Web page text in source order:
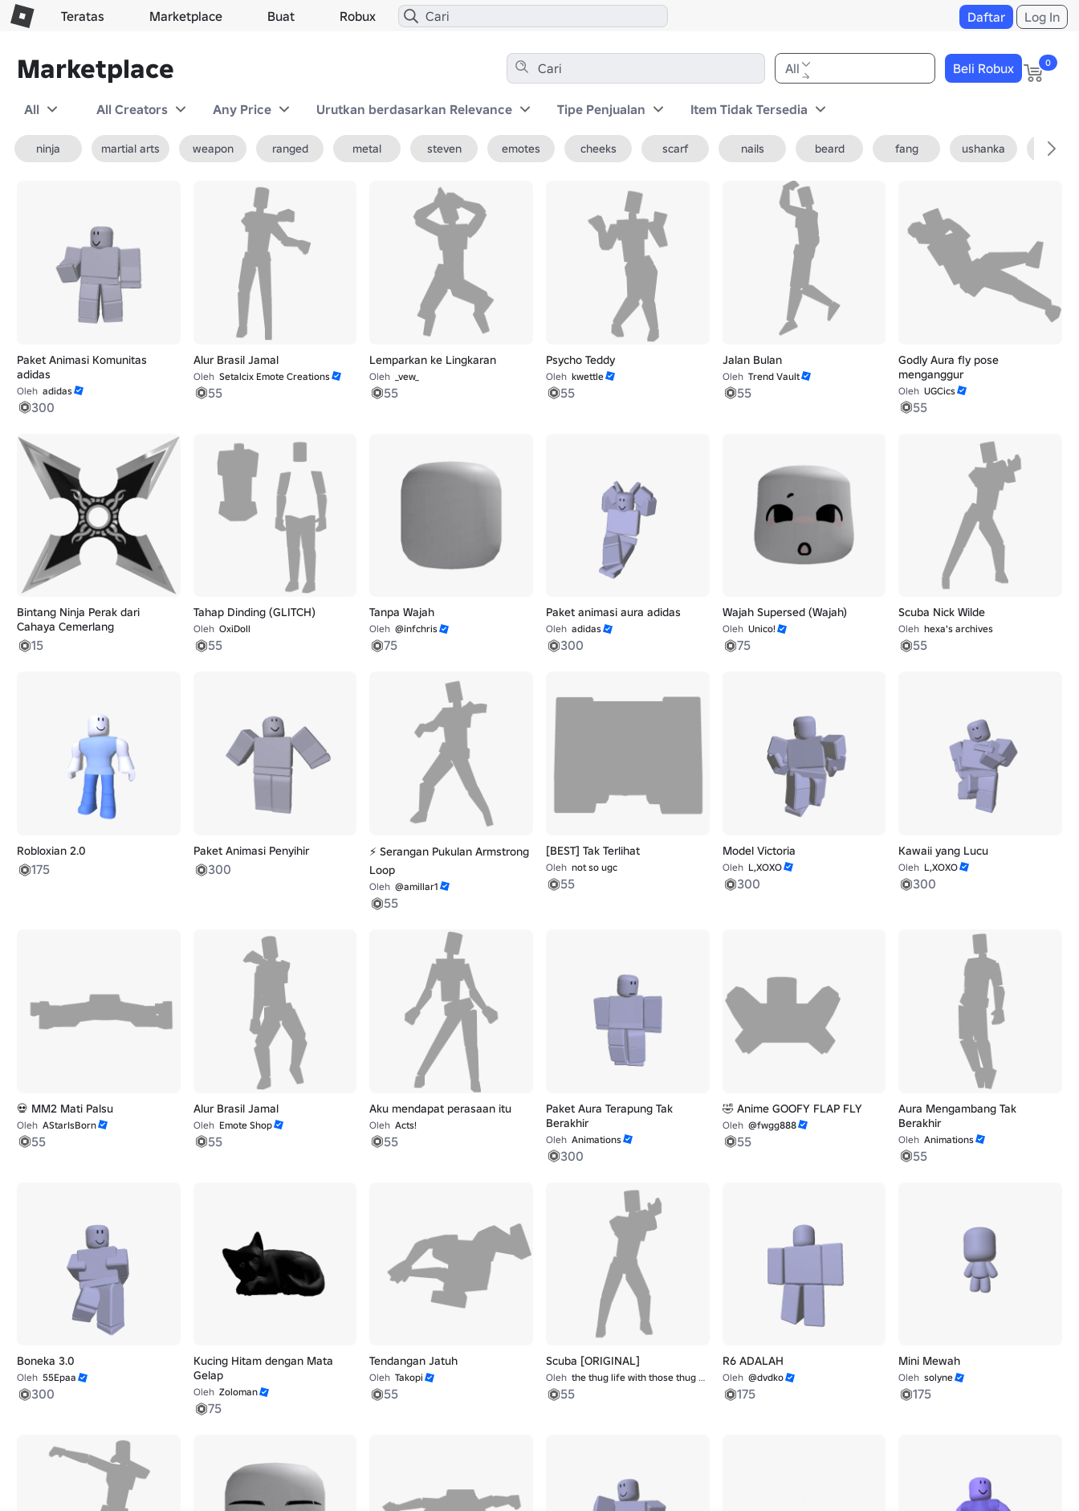
Teratas Marketplace Buat Robux Daftar Log In
Marketplace All Beli Robux 0
All All Creators Any Price Urutkan berdasarkan Relevance Tipe Penjualan Item Tidak Tersedia
ninja martial arts weapon ranged metal steven emotes cheeks scarf nails beard fang ushanka fedora
Paket Animasi Komunitas
adidas
Oleh adidas
300
Alur Brasil Jamal
Oleh Setalcix Emote Creations
55
Lemparkan ke Lingkaran
Oleh _vew_
55
Psycho Teddy
Oleh kwettle
55
Jalan Bulan
Oleh Trend Vault
55
Godly Aura fly pose
menganggur
Oleh UGCics
55
Bintang Ninja Perak dari
Cahaya Cemerlang
15
Tahap Dinding (GLITCH)
Oleh OxiDoll
55
Tanpa Wajah
Oleh @infchris
75
Paket animasi aura adidas
Oleh adidas
300
Wajah Supersed (Wajah)
Oleh Unico!
75
Scuba Nick Wilde
Oleh hexa's archives
55
Robloxian 2.0
175
Paket Animasi Penyihir
300
⚡ Serangan Pukulan Armstrong
Loop
Oleh @amillar1
55
[BEST] Tak Terlihat
Oleh not so ugc
55
Model Victoria
Oleh L,XOXO
300
Kawaii yang Lucu
Oleh L,XOXO
300
💀 MM2 Mati Palsu
Oleh AStarIsBorn
55
Alur Brasil Jamal
Oleh Emote Shop
55
Aku mendapat perasaan itu
Oleh Acts!
55
Paket Aura Terapung Tak
Berakhir
Oleh Animations
300
🤣 Anime GOOFY FLAP FLY
Oleh @fwgg888
55
Aura Mengambang Tak
Berakhir
Oleh Animations
55
Boneka 3.0
Oleh 55Epaa
300
Kucing Hitam dengan Mata
Gelap
Oleh Zoloman
75
Tendangan Jatuh
Oleh Takopi
55
Scuba [ORIGINAL]
Oleh the thug life with those thug problems
55
R6 ADALAH
Oleh @dvdko
175
Mini Mewah
Oleh solyne
175